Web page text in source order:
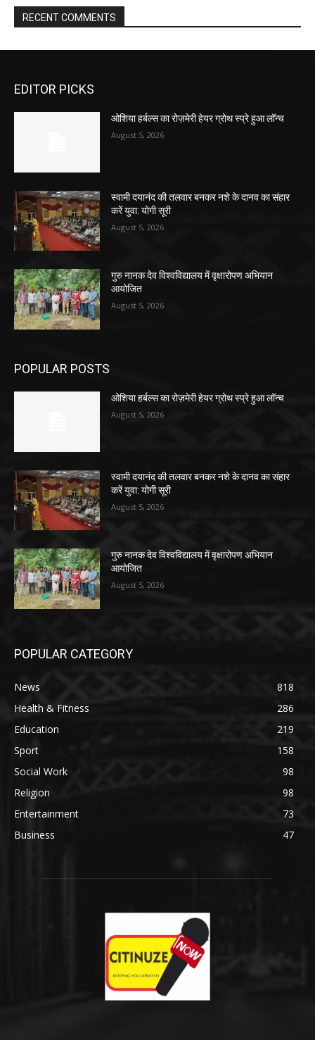
RECENT COMMENTS
EDITOR PICKS
ओशिया हर्बल्स का रोज़मेरी हेयर ग्रोथ स्प्रे हुआ लॉन्च
August 5, 2026
स्वामी दयानंद की तलवार बनकर नशे के दानव का संहार
करें युवा: योगी सूरी
August 5, 2026
गुरु नानक देव विश्वविद्यालय में वृक्षारोपण अभियान
आयोजित
August 5, 2026
POPULAR POSTS
ओशिया हर्बल्स का रोज़मेरी हेयर ग्रोथ स्प्रे हुआ लॉन्च
August 5, 2026
स्वामी दयानंद की तलवार बनकर नशे के दानव का संहार
करें युवा: योगी सूरी
August 5, 2026
गुरु नानक देव विश्वविद्यालय में वृक्षारोपण अभियान
आयोजित
August 5, 2026
POPULAR CATEGORY
News
818
Health & Fitness
286
Education
219
Sport
158
Social Work
98
Religion
98
Entertainment
73
Business
47